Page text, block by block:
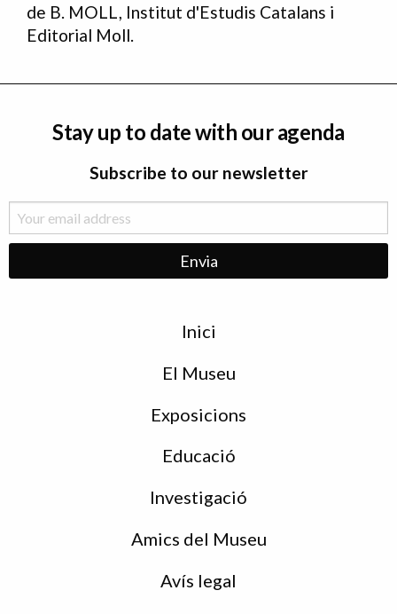
de B. MOLL, Institut d'Estudis Catalans i
Editorial Moll.
Stay up to date with our agenda
Subscribe to our newsletter
Inici
El Museu
Exposicions
Educació
Investigació
Amics del Museu
Avís legal